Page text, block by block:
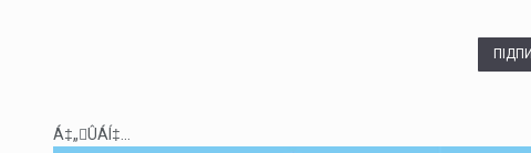
Á‡„ÛÁÍ‡...